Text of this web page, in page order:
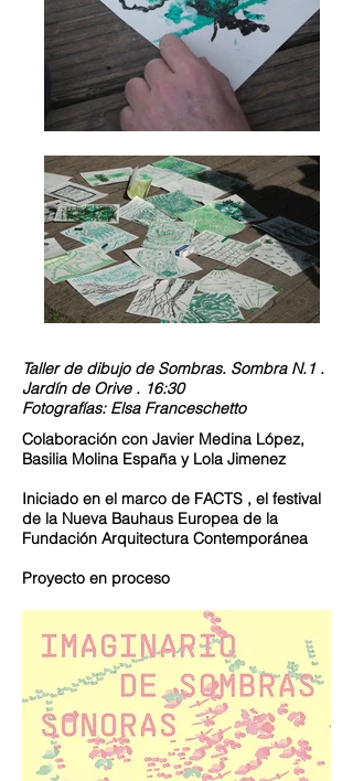
Taller de dibujo de Sombras. Sombra N.1 .
Jardín de Orive . 16:30
Fotografías: Elsa Franceschetto
Colaboración con Javier Medina López,
Basilia Molina España y Lola Jimenez
Iniciado en el marco de FACTS , el festival
de la Nueva Bauhaus Europea de la
Fundación Arquitectura Contemporánea
Proyecto en proceso